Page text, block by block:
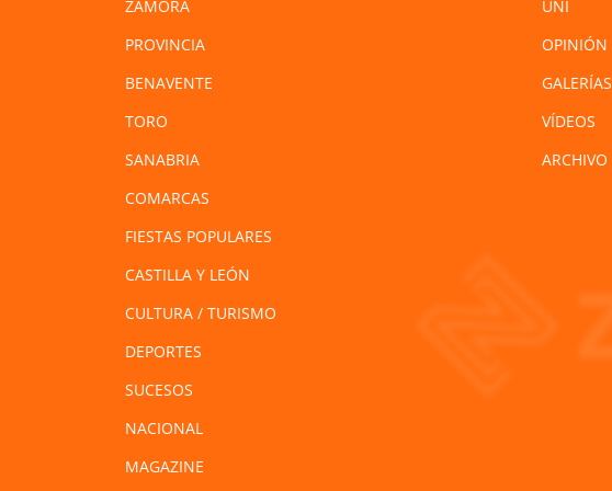
ZAMORA
PROVINCIA
BENAVENTE
TORO
SANABRIA
COMARCAS
FIESTAS POPULARES
CASTILLA Y LEÓN
CULTURA / TURISMO
DEPORTES
SUCESOS
NACIONAL
MAGAZINE
UNI
OPINIÓN
GALERÍAS
VÍDEOS
ARCHIVO